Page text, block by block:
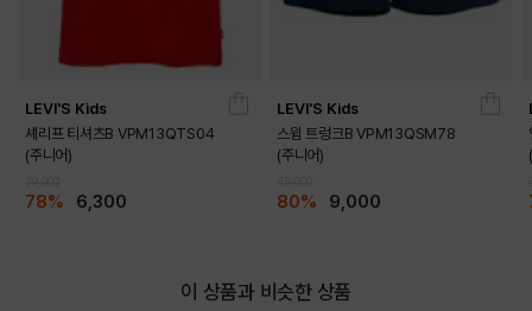
LEVI'S Kids
셰리프 티셔츠B VPM13QTS04
(주니어)
78% 6,300
LEVI'S Kids
스윔 트렁크B VPM13QSM78
(주니어)
80% 9,000
이 상품과 비슷한 상품